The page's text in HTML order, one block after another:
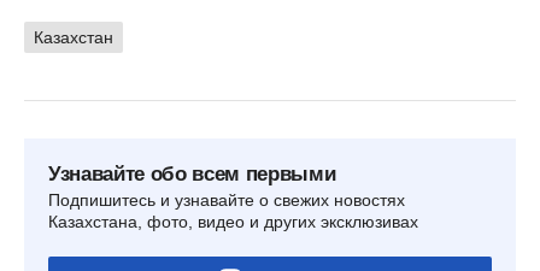
Казахстан
Узнавайте обо всем первыми
Подпишитесь и узнавайте о свежих новостях
Казахстана, фото, видео и других эксклюзивах